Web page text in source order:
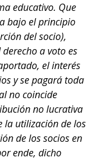
educativo. Que
bajo el principio
del socio),
a voto es
el interés
y se pagará toda
no coincide
no lucrativa
la utilización de los
de los socios en
ende, dicho